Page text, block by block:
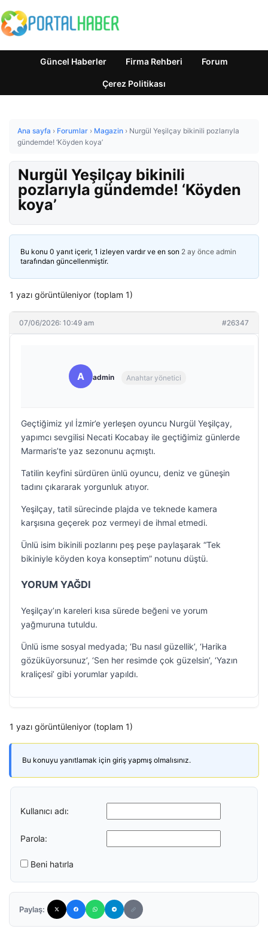
Güncel Haberler Firma Rehberi Forum
Çerez Politikası
Ana sayfa › Forumlar › Magazin › Nurgül Yeşilçay bikinili pozlarıyla
gündemde! ‘Köyden koya’
Nurgül Yeşilçay bikinili
pozlarıyla gündemde! ‘Köyden
koya’
Bu konu 0 yanıt içerir, 1 izleyen vardır ve en son 2 ay önce admin
tarafından güncellenmiştir.
1 yazı görüntüleniyor (toplam 1)
07/06/2026: 10:49 am #26347
A admin Anahtar yönetici
Geçtiğimiz yıl İzmir’e yerleşen oyuncu Nurgül Yeşilçay,
yapımcı sevgilisi Necati Kocabay ile geçtiğimiz günlerde
Marmaris’te yaz sezonunu açmıştı.
Tatilin keyfini sürdüren ünlü oyuncu, deniz ve güneşin
tadını çıkararak yorgunluk atıyor.
Yeşilçay, tatil sürecinde plajda ve teknede kamera
karşısına geçerek poz vermeyi de ihmal etmedi.
Ünlü isim bikinili pozlarını peş peşe paylaşarak “Tek
bikiniyle köyden koya konseptim” notunu düştü.
YORUM YAĞDI
Yeşilçay’ın kareleri kısa sürede beğeni ve yorum
yağmuruna tutuldu.
Ünlü isme sosyal medyada; ‘Bu nasıl güzellik’, ‘Harika
gözüküyorsunuz’, ‘Sen her resimde çok güzelsin’, ‘Yazın
kraliçesi’ gibi yorumlar yapıldı.
1 yazı görüntüleniyor (toplam 1)
Bu konuyu yanıtlamak için giriş yapmış olmalısınız.
Kullanıcı adı:
Parola:
Beni hatırla
Paylaş: